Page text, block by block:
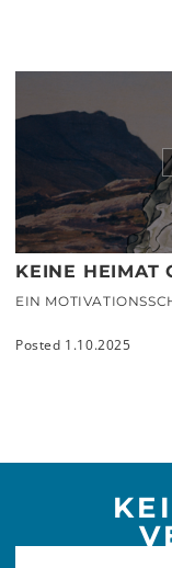
KEINE HEIMAT
EIN
Posted 1.10.2025